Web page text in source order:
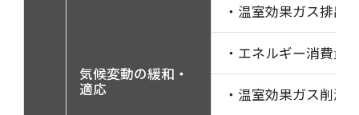
気候変動の緩和・
適応
・温室効果ガス排出
・エネルギー消費量
・温室効果ガス削減